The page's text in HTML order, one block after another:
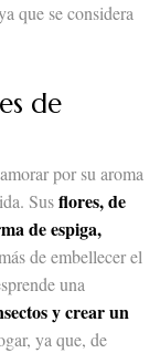
que se considera
de
por su aroma
Susflores, de
de espiga,
de embellecer el
una
y crear un
ya que, de